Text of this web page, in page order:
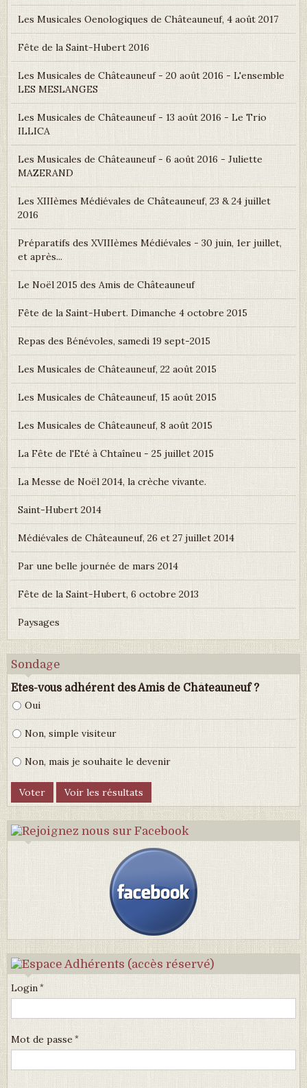
Les Musicales Oenologiques de Châteauneuf, 4 août 2017
Fête de la Saint-Hubert 2016
Les Musicales de Châteauneuf - 20 août 2016 - L'ensemble
LES MESLANGES
Les Musicales de Châteauneuf - 13 août 2016 - Le Trio
ILLICA
Les Musicales de Châteauneuf - 6 août 2016 - Juliette
MAZERAND
Les XIIIèmes Médiévales de Châteauneuf, 23 & 24 juillet
2016
Préparatifs des XVIIIèmes Médiévales - 30 juin, 1er juillet,
et après...
Le Noël 2015 des Amis de Châteauneuf
Fête de la Saint-Hubert. Dimanche 4 octobre 2015
Repas des Bénévoles, samedi 19 sept-2015
Les Musicales de Châteauneuf, 22 août 2015
Les Musicales de Châteauneuf, 15 août 2015
Les Musicales de Châteauneuf, 8 août 2015
La Fête de l'Eté à Chtaîneu - 25 juillet 2015
La Messe de Noël 2014, la crèche vivante.
Saint-Hubert 2014
Médiévales de Châteauneuf, 26 et 27 juillet 2014
Par une belle journée de mars 2014
Fête de la Saint-Hubert, 6 octobre 2013
Paysages
Sondage
Etes-vous adhérent des Amis de Châteauneuf ?
Oui
Non, simple visiteur
Non, mais je souhaite le devenir
Login
Mot de passe